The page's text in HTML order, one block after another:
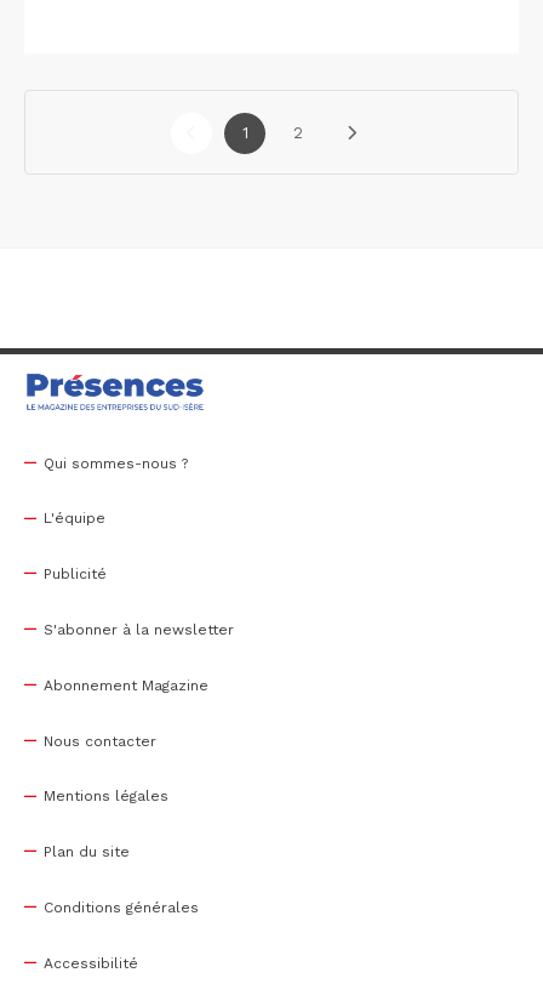
1 2
Qui sommes-nous ?
L'équipe
Publicité
S'abonner à la newsletter
Abonnement Magazine
Nous contacter
Mentions légales
Plan du site
Conditions générales
Accessibilité